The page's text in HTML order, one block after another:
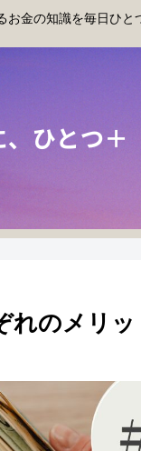
金の知識を毎日ひ
れのメリッ